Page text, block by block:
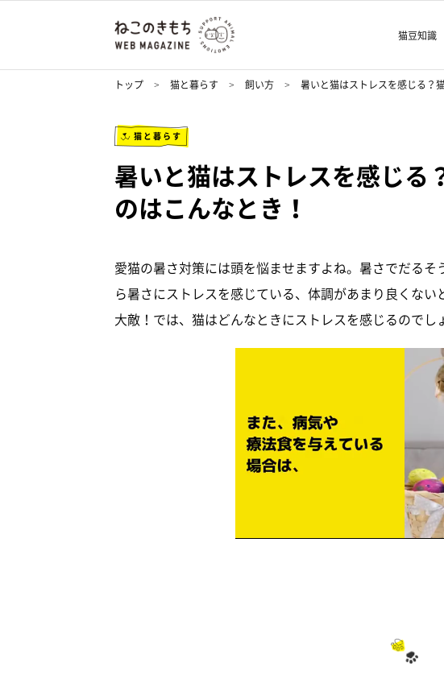
猫豆知識
トップ 猫と暮らす 飼い方 暑いと猫はストレスを感じる？
猫と暮らす
暑いと猫はストレスを感じる
のはこんなとき！
愛猫の暑さ対策には頭を悩ませますよね。暑さでだる
ら暑さにストレスを感じている、体調があまり良くな
大敵！では、猫はどんなときにストレスを感じるのでし